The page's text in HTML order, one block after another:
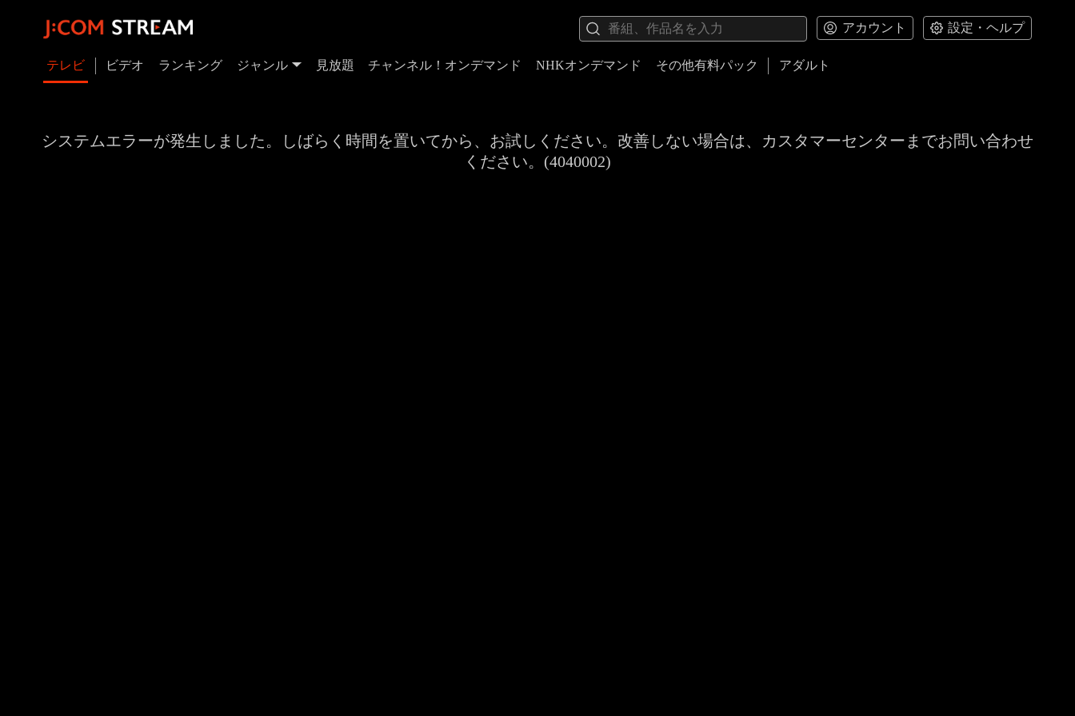
アカウント 設定・ヘルプ
テレビ ビデオ ランキング ジャンル 見放題 チャンネル！オンデマンド NHKオンデマンド その他有料パック アダルト
システムエラーが発生しました。しばらく時間を置いてから、お試しください。改善しない場合は、カスタマーセンターまでお問い合わせ
ください。(4040002)